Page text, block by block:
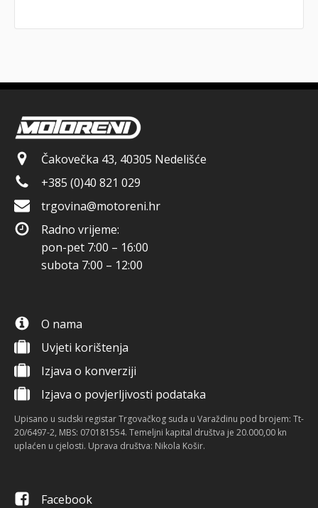
Čakovečka 43, 40305 Nedelišće
+385 (0)40 821 029
trgovina@motoreni.hr
Radno vrijeme:
pon-pet 7:00 – 16:00
subota 7:00 – 12:00
O nama
Uvjeti korištenja
Izjava o konverziji
Izjava o povjerljivosti podataka
Upisano u sudski registar Trgovačkog suda u Varaždinu pod brojem: Tt-
20/6497-2, MBS: 070181554. Temeljni kapital društva je 20.000,00 kn
uplaćen u cjelosti. Uprava društva: Nikola Košir.
Facebook